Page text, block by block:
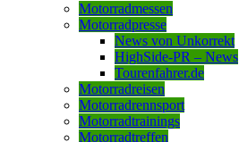
Motorradmessen
Motorradpresse
News von Unkorrekt
HighSide-PR – News
Tourenfahrer.de
Motorradreisen
Motorradrennsport
Motorradtrainings
Motorradtreffen